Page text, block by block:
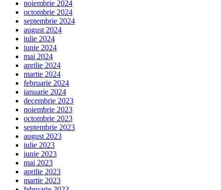
noiembrie 2024
octombrie 2024
septembrie 2024
august 2024
iulie 2024
iunie 2024
mai 2024
aprilie 2024
martie 2024
februarie 2024
ianuarie 2024
decembrie 2023
noiembrie 2023
octombrie 2023
septembrie 2023
august 2023
iulie 2023
iunie 2023
mai 2023
aprilie 2023
martie 2023